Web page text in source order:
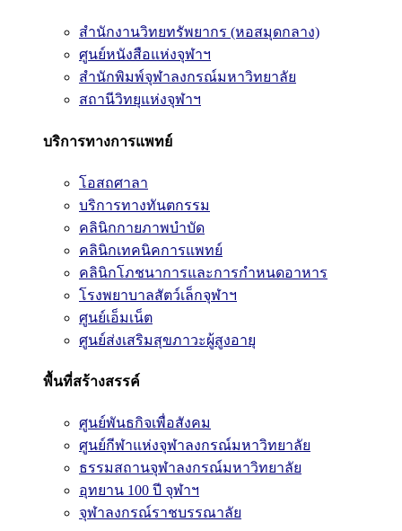
สำนักงานวิทยทรัพยากร (หอสมุดกลาง)
ศูนย์หนังสือแห่งจุฬาฯ
สำนักพิมพ์จุฬาลงกรณ์มหาวิทยาลัย
สถานีวิทยุแห่งจุฬาฯ
บริการทางการแพทย์
โอสถศาลา
บริการทางทันตกรรม
คลินิกกายภาพบำบัด
คลินิกเทคนิคการแพทย์
คลินิกโภชนาการและการกำหนดอาหาร
โรงพยาบาลสัตว์เล็กจุฬาฯ
ศูนย์เอ็มเน็ต
ศูนย์ส่งเสริมสุขภาวะผู้สูงอายุ
พื้นที่สร้างสรรค์
ศูนย์พันธกิจเพื่อสังคม
ศูนย์กีฬาแห่งจุฬาลงกรณ์มหาวิทยาลัย
ธรรมสถานจุฬาลงกรณ์มหาวิทยาลัย
อุทยาน 100 ปี จุฬาฯ
จุฬาลงกรณ์ราชบรรณาลัย